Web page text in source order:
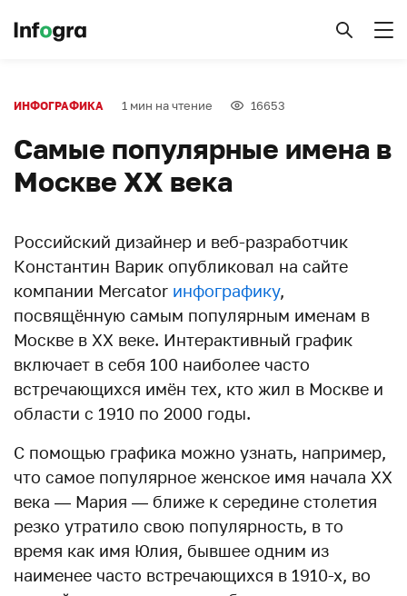
ИНФОГРАФИКА 1 мин на чтение 16653
Самые популярные имена в
Москве XX века
Российский дизайнер и веб-разработчик
Константин Варик опубликовал на сайте
компании Mercator инфографику,
посвящённую самым популярным именам в
Москве в ХХ веке. Интерактивный график
включает в себя 100 наиболее часто
встречающихся имён тех, кто жил в Москве и
области с 1910 по 2000 годы.
С помощью графика можно узнать, например,
что самое популярное женское имя начала XX
века — Мария — ближе к середине столетия
резко утратило свою популярность, в то
время как имя Юлия, бывшее одним из
наименее часто встречающихся в 1910-х, во